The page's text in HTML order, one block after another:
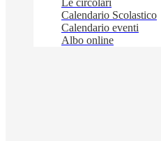
Le circolari
Calendario Scolastico
Calendario eventi
Albo online